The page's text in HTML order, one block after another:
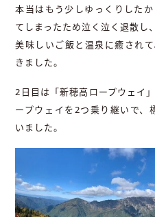
本当はもう少しゆっくりした
てしまったため泣く泣く退散し
美味しいご飯と温泉に癒され
きました。
2日目は「新穂高ロープウェイ
ープウェイを2つ乗り継いで、
いました。